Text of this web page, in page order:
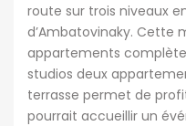
route sur trois niveaux
d’Ambatovinaky. Cette
appartements
studios deux
terrasse permet de
pourrait accueillir un